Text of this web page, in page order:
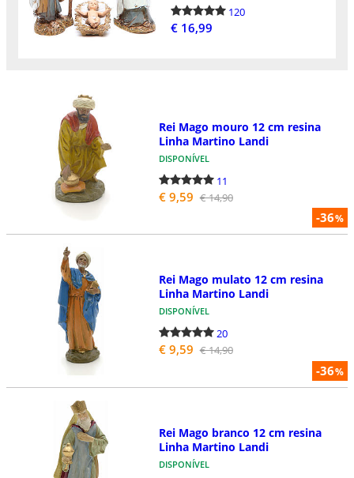
120
€ 16,99
-36%
Rei Mago mouro 12 cm resina
Linha Martino Landi
DISPONÍVEL
11
€ 9,59 € 14,90
-36%
Rei Mago mulato 12 cm resina
Linha Martino Landi
DISPONÍVEL
20
€ 9,59 € 14,90
Rei Mago branco 12 cm resina
Linha Martino Landi
DISPONÍVEL